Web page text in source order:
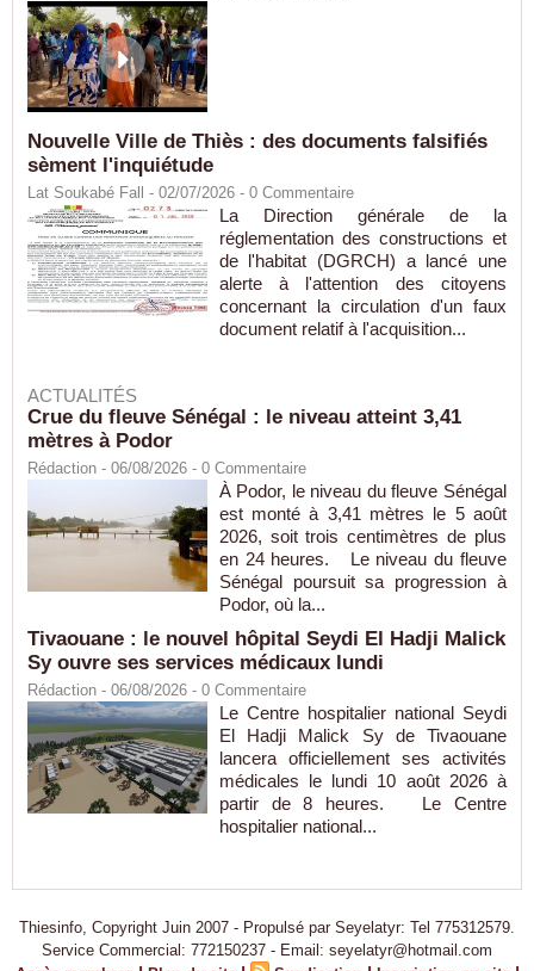
Nouvelle Ville de Thiès : des documents falsifiés
sèment l'inquiétude
Lat Soukabé Fall - 02/07/2026 - 0 Commentaire
La Direction générale de la
réglementation des constructions et
de l'habitat (DGRCH) a lancé une
alerte à l'attention des citoyens
concernant la circulation d'un faux
document relatif à l'acquisition...
ACTUALITÉS
Crue du fleuve Sénégal : le niveau atteint 3,41
mètres à Podor
Rédaction - 06/08/2026 - 0 Commentaire
À Podor, le niveau du fleuve Sénégal
est monté à 3,41 mètres le 5 août
2026, soit trois centimètres de plus
en 24 heures. Le niveau du fleuve
Sénégal poursuit sa progression à
Podor, où la...
Tivaouane : le nouvel hôpital Seydi El Hadji Malick
Sy ouvre ses services médicaux lundi
Rédaction - 06/08/2026 - 0 Commentaire
Le Centre hospitalier national Seydi
El Hadji Malick Sy de Tivaouane
lancera officiellement ses activités
médicales le lundi 10 août 2026 à
partir de 8 heures. Le Centre
hospitalier national...
Thiesinfo, Copyright Juin 2007 - Propulsé par Seyelatyr: Tel 775312579.
Service Commercial: 772150237 - Email: seyelatyr@hotmail.com